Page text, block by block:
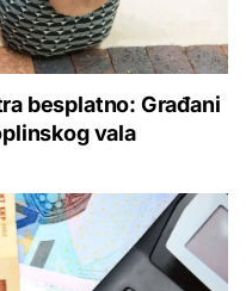
besplatno: Građani
vala